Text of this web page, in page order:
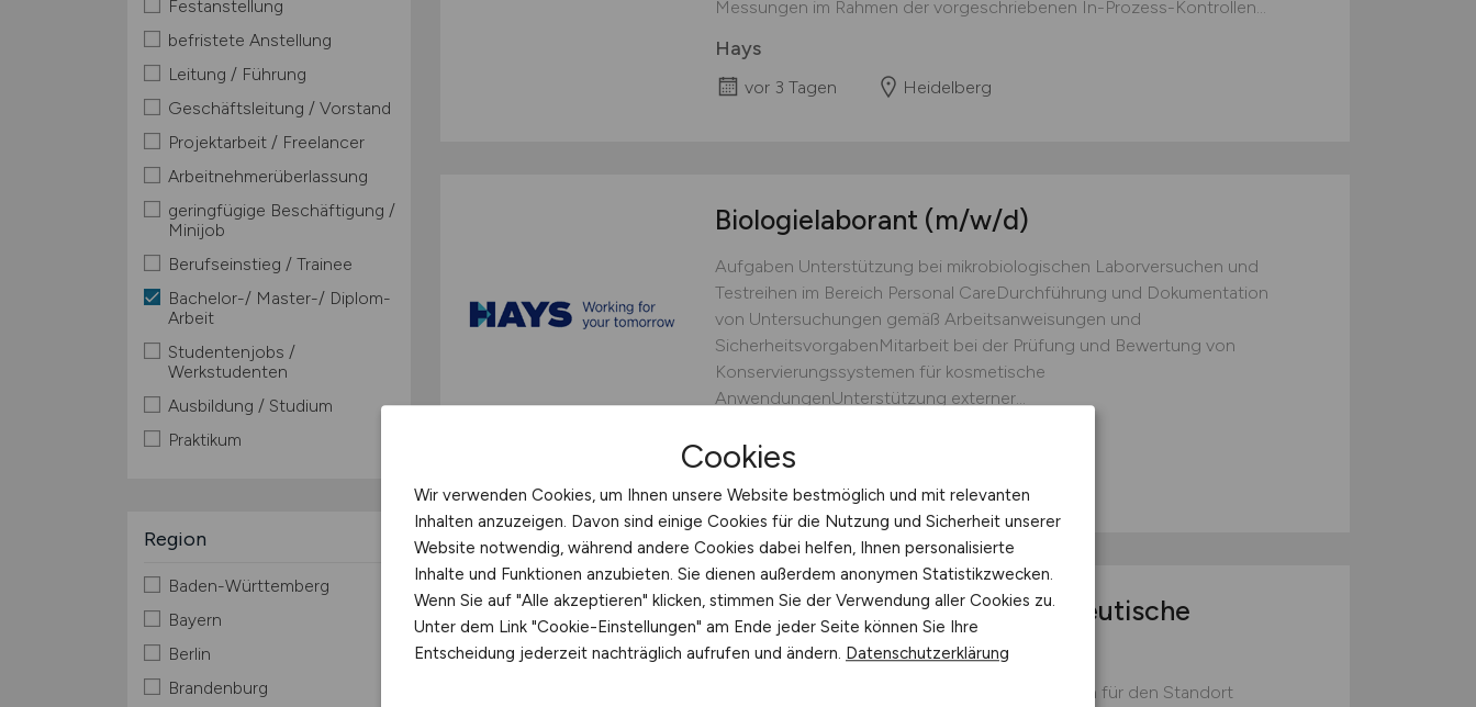
Festanstellung
befristete Anstellung
Leitung / Führung
Geschäftsleitung / Vorstand
Projektarbeit / Freelancer
Arbeitnehmerüberlassung
geringfügige Beschäftigung /
Minijob
Berufseinstieg / Trainee
Bachelor-/ Master-/ Diplom-
Arbeit
Studentenjobs /
Werkstudenten
Ausbildung / Studium
Praktikum
Region
Baden-Württemberg
Bayern
Berlin
Brandenburg
Messungen im Rahmen der vorgeschriebenen In-Prozess-Kontrollen...
Hays
vor 3 Tagen Heidelberg
Biologielaborant (m/w/d)
Aufgaben Unterstützung bei mikrobiologischen Laborversuchen und
Testreihen im Bereich Personal CareDurchführung und Dokumentation
von Untersuchungen gemäß Arbeitsanweisungen und
SicherheitsvorgabenMitarbeit bei der Prüfung und Bewertung von
Konservierungssystemen für kosmetische
AnwendungenUnterstützung externer...
Hays
Mitarbeiter(w/m/d)pharmazeutische
Produktion
Mitarbeiter (w/m/d) pharmazeutische Produktion für den Standort
Cookies
Wir verwenden Cookies, um Ihnen unsere Website bestmöglich und mit relevanten
Inhalten anzuzeigen. Davon sind einige Cookies für die Nutzung und Sicherheit unserer
Website notwendig, während andere Cookies dabei helfen, Ihnen personalisierte
Inhalte und Funktionen anzubieten. Sie dienen außerdem anonymen Statistikzwecken.
Wenn Sie auf "Alle akzeptieren" klicken, stimmen Sie der Verwendung aller Cookies zu.
Unter dem Link "Cookie-Einstellungen" am Ende jeder Seite können Sie Ihre
Entscheidung jederzeit nachträglich aufrufen und ändern. Datenschutzerklärung